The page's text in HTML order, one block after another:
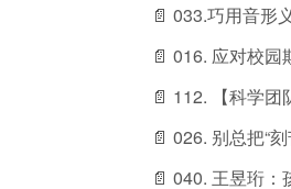
📄 033.巧用音形
📄 016. 应对校
📄 112. 【科学
📄 026. 别总把“
📄 040. 王昱珩